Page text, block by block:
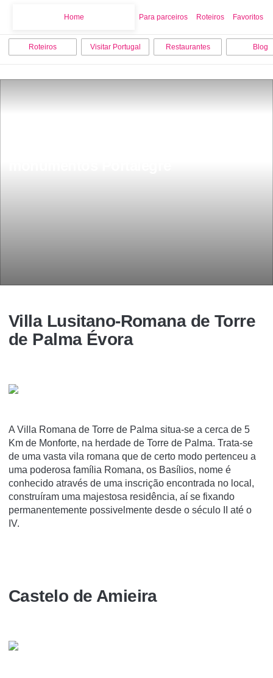
Home Para parceiros Roteiros Favoritos
Roteiros Visitar Portugal Restaurantes Blog
Villa Lusitano-Romana de Torre
de Palma Évora
A Villa Romana de Torre de Palma situa-se a cerca de 5
Km de Monforte, na herdade de Torre de Palma. Trata-se
de uma vasta vila romana que de certo modo pertenceu a
uma poderosa famí­lia Romana, os Basí­lios, nome é
conhecido através de uma inscrição encontrada no local,
construí­ram uma majestosa residência, aí­ se fixando
permanentemente possivelmente desde o século II até o
IV.
Castelo de Amieira